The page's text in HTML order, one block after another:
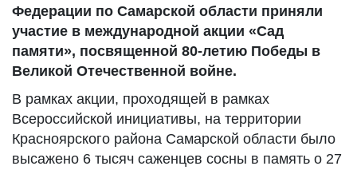
Федерации по Самарской области приняли
участие в международной акции «Сад
памяти», посвященной 80-летию Победы в
Великой Отечественной войне.
В рамках акции, проходящей в рамках
Всероссийской инициативы, на территории
Красноярского района Самарской области было
высажено 6 тысяч саженцев сосны в память о 27